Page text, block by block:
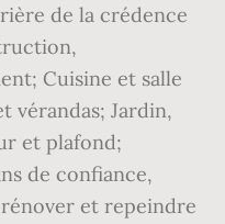
de la crédence
Cuisine et salle
vérandas; Jardin,
et plafond;
de confiance,
et repeindre